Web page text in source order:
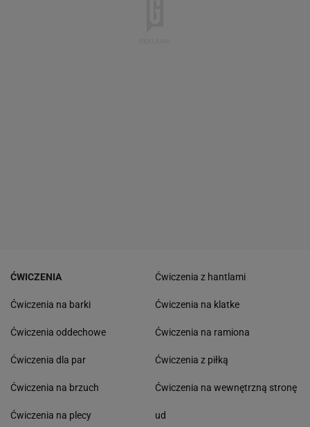
ĆWICZENIA
Ćwiczenia na barki
Ćwiczenia oddechowe
Ćwiczenia dla par
Ćwiczenia na brzuch
Ćwiczenia na plecy
Ćwiczenia z hantlami
Ćwiczenia na klatke
Ćwiczenia na ramiona
Ćwiczenia z piłką
Ćwiczenia na wewnętrzną stronę
ud